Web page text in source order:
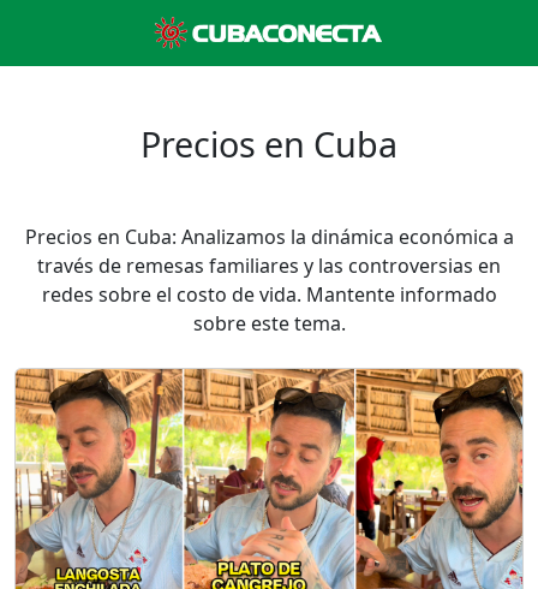
Precios en Cuba
Precios en Cuba: Analizamos la dinámica económica a
través de remesas familiares y las controversias en
redes sobre el costo de vida. Mantente informado
sobre este tema.